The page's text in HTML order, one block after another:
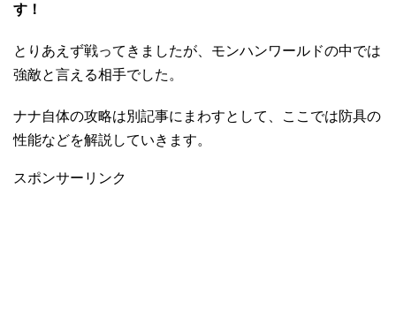
す！
とりあえず戦ってきましたが、モンハンワールドの中では
強敵と言える相手でした。
ナナ自体の攻略は別記事にまわすとして、ここでは防具の
性能などを解説していきます。
スポンサーリンク